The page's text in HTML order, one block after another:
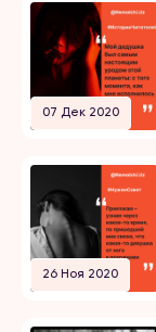
07 Дек 2020
26 Ноя 2020